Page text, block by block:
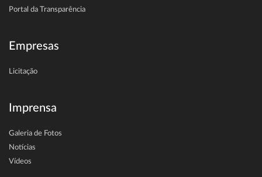
Portal da Transparência
Empresas
Licitação
Imprensa
Galeria de Fotos
Notícias
Vídeos